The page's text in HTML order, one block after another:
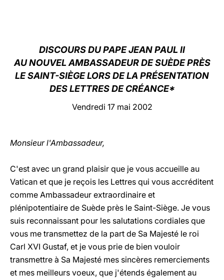
DISCOURS DU PAPE JEAN PAUL II
AU NOUVEL AMBASSADEUR DE SUÈDE PRÈS
LE SAINT-SIÈGE LORS DE LA PRÉSENTATION
DES LETTRES DE CRÉANCE*
Vendredi 17 mai 2002
Monsieur l'Ambassadeur,
C'est avec un grand plaisir que je vous accueille au
Vatican et que je reçois les Lettres qui vous accréditent
comme Ambassadeur extraordinaire et
plénipotentiaire de Suède près le Saint-Siège. Je vous
suis reconnaissant pour les salutations cordiales que
vous me transmettez de la part de Sa Majesté le roi
Carl XVI Gustaf, et je vous prie de bien vouloir
transmettre à Sa Majesté mes sincères remerciements
et mes meilleurs voeux, que j'étends également au